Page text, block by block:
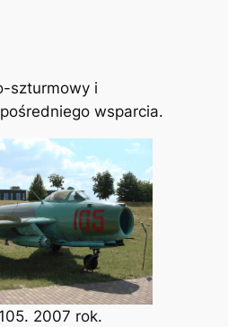
szturmowy i
wsparcia.
2007 rok.